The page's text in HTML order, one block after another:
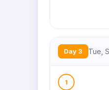
Day 3 Tue,
1